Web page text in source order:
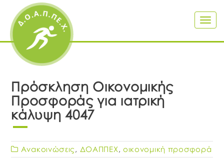
Πρόσκληση Οικονομικής
Προσφοράς για ιατρική
κάλυψη 4047
Ανακοινώσεις , ΔΟΑΠΠΕΧ, οικονομική προσφορά